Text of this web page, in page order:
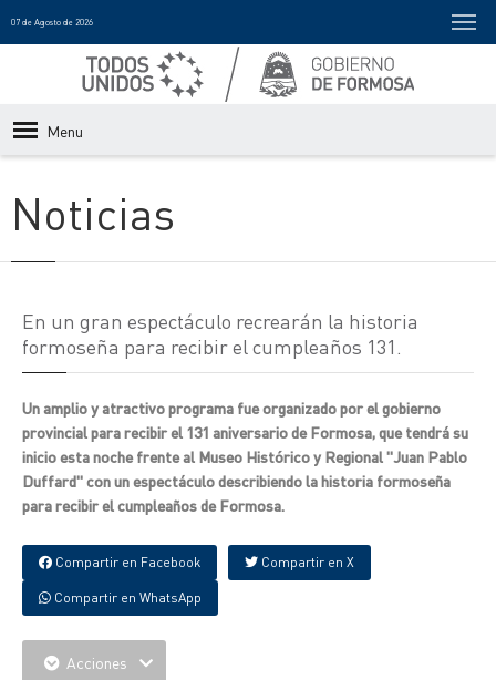
07 de Agosto de 2026
Menu
Noticias
En un gran espectáculo recrearán la historia
formoseña para recibir el cumpleaños 131.
Un amplio y atractivo programa fue organizado por el gobierno
provincial para recibir el 131 aniversario de Formosa, que tendrá su
inicio esta noche frente al Museo Histórico y Regional "Juan Pablo
Duffard" con un espectáculo describiendo la historia formoseña
para recibir el cumpleaños de Formosa.
Compartir en Facebook Compartir en X
Compartir en WhatsApp
Acciones